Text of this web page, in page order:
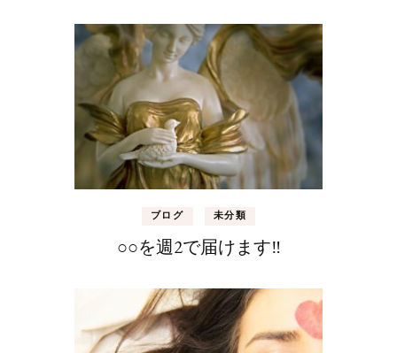
ブログ 未分類
○○を週2で届けます‼